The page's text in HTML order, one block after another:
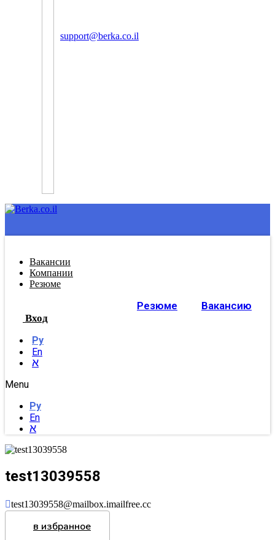
support@berka.co.il
Вакансии
Компании
Резюме
Резюме Вакансию
Вход
Ру
En
א
Menu
Ру
En
א
test13039558
test13039558@mailbox.imailfree.cc
в избранное